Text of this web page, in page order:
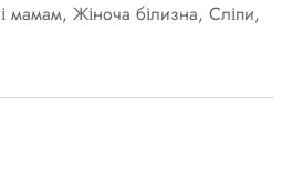
і мамам, Жіноча білизна, Сліпи,